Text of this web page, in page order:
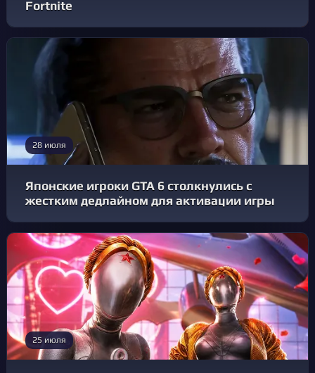
Fortnite
28 июля
Японские игроки GTA 6 столкнулись с
жестким дедлайном для активации игры
25 июля